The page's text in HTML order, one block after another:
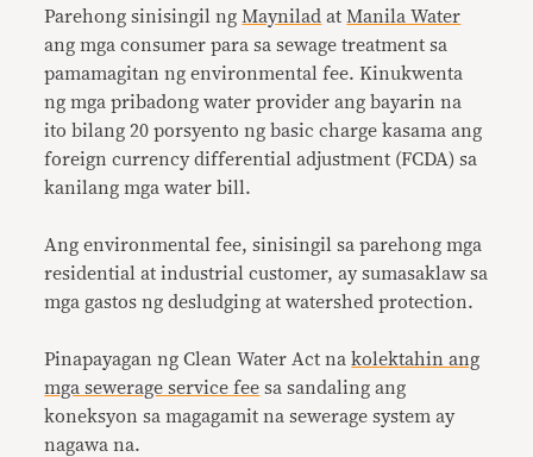
Parehong sinisingil ng Maynilad at Manila Water
ang mga consumer para sa sewage treatment sa
pamamagitan ng environmental fee. Kinukwenta
ng mga pribadong water provider ang bayarin na
ito bilang 20 porsyento ng basic charge kasama ang
foreign currency differential adjustment (FCDA) sa
kanilang mga water bill.
Ang environmental fee, sinisingil sa parehong mga
residential at industrial customer, ay sumasaklaw sa
mga gastos ng desludging at watershed protection.
Pinapayagan ng Clean Water Act na kolektahin ang
mga sewerage service fee sa sandaling ang
koneksyon sa magagamit na sewerage system ay
nagawa na.